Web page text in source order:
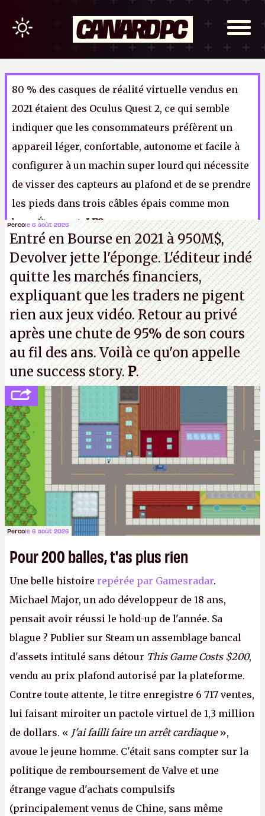
80 % des casques de réalité virtuelle vendus en
2021 étaient des Oculus Quest 2, ce qui semble
indiquer que les consommateurs préfèrent un
appareil léger, confortable, autonome et facile à
configurer à un machin super lourd qui nécessite
de visser des capteurs au plafond et de se prendre
les pieds dans trois câbles épais comme mon
bras. Étonnant.LFS
Percole 6 août 2026
Entré en Bourse en 2021 à 950M$,
Devolver jette l'éponge. L'éditeur indé
quitte les marchés financiers,
expliquant que les traders ne pigent
rien aux jeux vidéo. Retour au privé
après une chute de 95% de son cours
au fil des ans. Voilà ce qu'on appelle
une success story.P.
Percole 6 août 2026
Pour 200 balles, t'as plus rien
Une belle histoire repérée par Gamesradar.
Michael Major, un ado développeur de 18 ans,
pensait avoir réussi le hold-up de l'année. Sa
blague ? Publier sur Steam un assemblage bancal
d'assets intitulé sans détour This Game Costs $200,
vendu au prix plafond autorisé par la plateforme.
Contre toute attente, le titre enregistre 6 717 ventes,
lui faisant miroiter un pactole virtuel de 1,3 million
de dollars. « J'ai failli faire un arrêt cardiaque»,
avoue le jeune homme. C'était sans compter sur la
politique de remboursement de Valve et une
étrange vague d'achats compulsifs
(principalement venus de Chine, sans même